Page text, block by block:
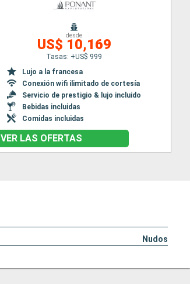
desde
US$ 10,169
Tasas: +US$ 999
Lujo a la francesa
Conexión wifi ilimitado de cortesía
Servicio de prestigio & lujo incluido
Bebidas incluidas
Comidas incluidas
VER LAS OFERTAS
Nudos